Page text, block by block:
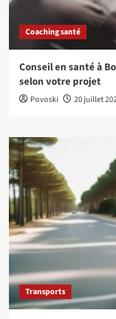
Coaching santé
Conseil en santé à
selon votre projet
Povoski 20 juillet
Transports